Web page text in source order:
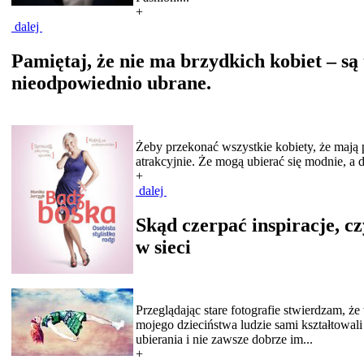
+
dalej
Pamiętaj, że nie ma brzydkich kobiet –
nieodpowiednio ubrane.
Żeby przekonać wszystkie kobiety, że mają
atrakcyjnie. Że mogą ubierać się modnie, a
+
dalej
Skąd czerpać inspiracje,
w sieci
Przeglądając stare fotografie stwierdzam, że
mojego dzieciństwa ludzie sami
ubierania i nie zawsze dobrze im...
+